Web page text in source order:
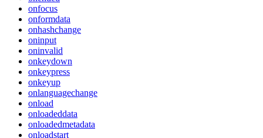
onfocus
onformdata
onhashchange
oninput
oninvalid
onkeydown
onkeypress
onkeyup
onlanguagechange
onload
onloadeddata
onloadedmetadata
onloadstart